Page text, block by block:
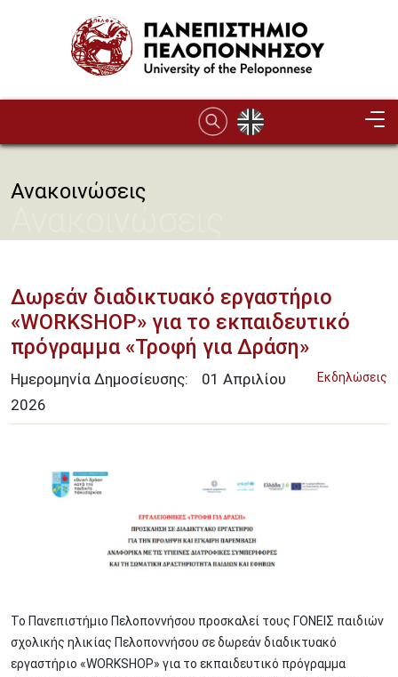
Ανακοινώσεις
Δωρεάν διαδικτυακό εργαστήριο
«WORKSHOP» για το εκπαιδευτικό
πρόγραμμα «Τροφή για Δράση»
Εκδηλώσεις
Ημερομηνία Δημοσίευσης: 01 Απριλίου
2026
Το Πανεπιστήμιο Πελοποννήσου προσκαλεί τους ΓΟΝΕΙΣ παιδιών
σχολικής ηλικίας Πελοποννήσου σε δωρεάν διαδικτυακό
εργαστήριο «WORKSHOP» για το εκπαιδευτικό πρόγραμμα